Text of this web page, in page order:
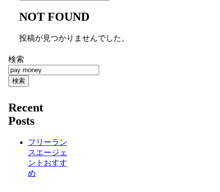
NOT FOUND
投稿が見つかりませんでした。
検索
検索
Recent
Posts
フリーラン
スエージェ
ントおすす
め